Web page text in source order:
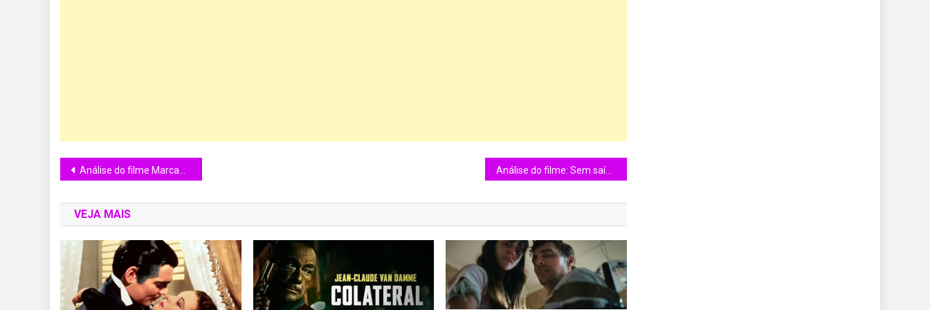
Análise do filme Marcado Para Morrer (1995) Análise do filme: Sem saída de 1987.
VEJA MAIS